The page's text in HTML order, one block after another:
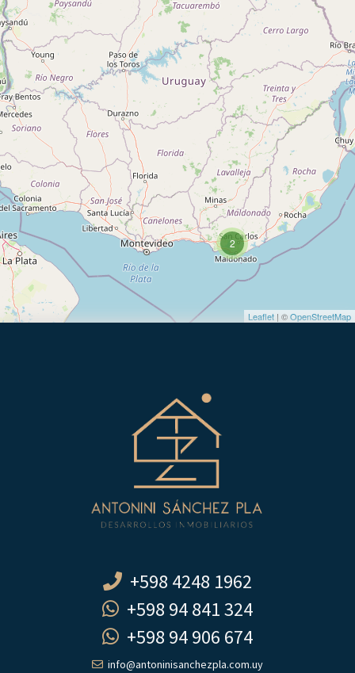
2
Leaflet | ©OpenStreetMap
+598 4248 1962
+598 94 841 324
+598 94 906 674
info@antoninisanchezpla.com.uy